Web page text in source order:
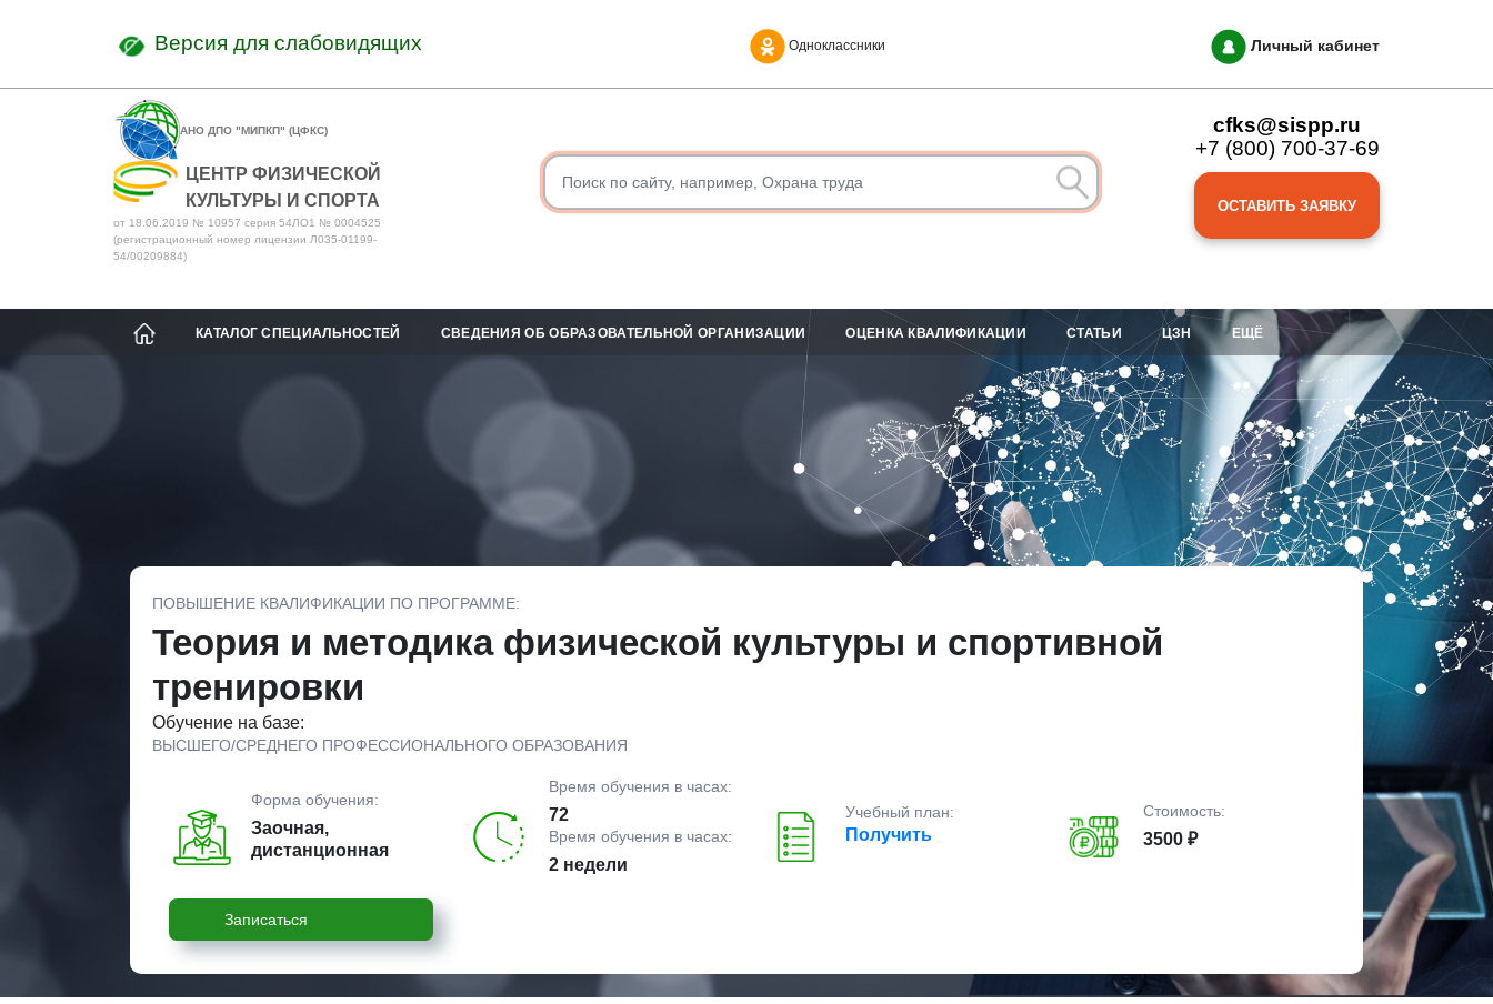
Версия для слабовидящих Одноклассники Личный кабинет
АНО ДПО "МИПКП" (ЦФКС)
ЦЕНТР ФИЗИЧЕСКОЙ
КУЛЬТУРЫ И СПОРТА
от 18.06.2019 № 10957 серия 54ЛО1 № 0004525
(регистрационный номер лицензии Л035-01199-
54/00209884)
cfks@sispp.ru
+7 (800) 700-37-69
ОСТАВИТЬ ЗАЯВКУ
КАТАЛОГ СПЕЦИАЛЬНОСТЕЙ СВЕДЕНИЯ ОБ ОБРАЗОВАТЕЛЬНОЙ ОРГАНИЗАЦИИ ОЦЕНКА КВАЛИФИКАЦИИ СТАТЬИ ЦЗН ЕЩЁ
ПОВЫШЕНИЕ КВАЛИФИКАЦИИ ПО ПРОГРАММЕ:
Теория и методика физической культуры и спортивной
тренировки
Обучение на базе:
ВЫСШЕГО/СРЕДНЕГО ПРОФЕССИОНАЛЬНОГО ОБРАЗОВАНИЯ
Форма обучения:
Заочная,
дистанционная
Время обучения в часах:
72
Время обучения в часах:
2 недели
Учебный план:
Получить
Стоимость:
3500 ₽
Записаться